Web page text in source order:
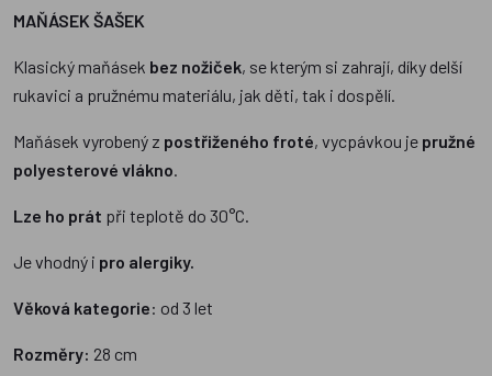
MAŇÁSEK ŠAŠEK
Klasický maňásek bez nožiček, se kterým si zahrají, díky delší
rukavici a pružnému materiálu, jak děti, tak i dospělí.
Maňásek vyrobený z postřiženého froté, vycpávkou je pružné
polyesterové vlákno.
Lze ho prát při teplotě do 30°C.
Je vhodný i pro alergiky.
Věková kategorie: od 3 let
Rozměry: 28 cm